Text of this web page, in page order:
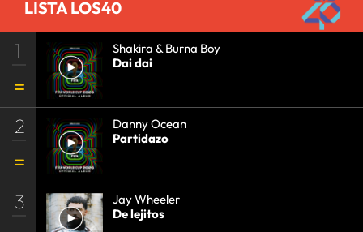
LISTA LOS40
1
Shakira & Burna Boy
Dai dai
2
Danny Ocean
Partidazo
3
Jay Wheeler
De lejitos